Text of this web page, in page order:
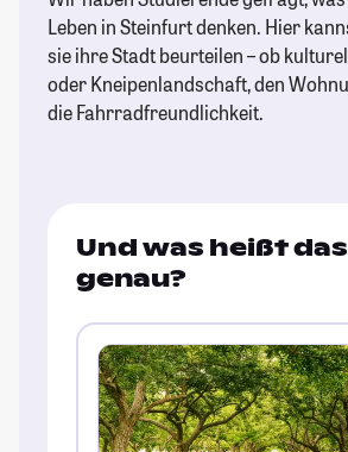
Leben in Steinfurt denken. Hier
sie ihre Stadt beurteilen – ob
oder Kneipenlandschaft, den
die Fahrradfreundlichkeit.
Und was heißt das
genau?